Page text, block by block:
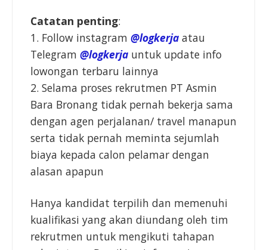
Catatan penting:
1. Follow instagram @logkerja atau
Telegram @logkerja untuk update info
lowongan terbaru lainnya
2. Selama proses rekrutmen PT Asmin
Bara Bronang tidak pernah bekerja sama
dengan agen perjalanan/ travel manapun
serta tidak pernah meminta sejumlah
biaya kepada calon pelamar dengan
alasan apapun
Hanya kandidat terpilih dan memenuhi
kualifikasi yang akan diundang oleh tim
rekrutmen untuk mengikuti tahapan